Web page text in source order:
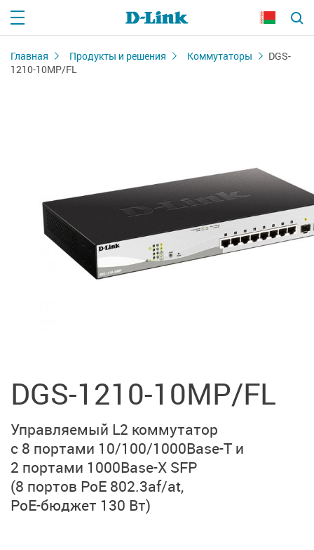
Главная Продукты и решения Коммутаторы
DGS-
1210-10MP/FL
DGS-1210-10MP/FL
Управляемый L2 коммутатор
с 8 портами 10/100/1000Base-T и
2 портами 1000Base-X SFP
(8 портов PoE 802.3af/at,
PoE-бюджет 130 Вт)